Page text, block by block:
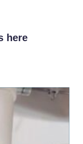
here